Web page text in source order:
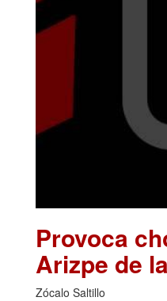
Provoca
Arizpe de
Zócalo Saltillo